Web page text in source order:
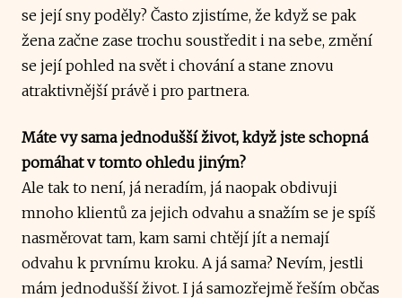
se její sny poděly? Často zjistíme, že když se pak
žena začne zase trochu soustředit i na sebe, změní
se její pohled na svět i chování a stane znovu
atraktivnější právě i pro partnera.
Máte vy sama jednodušší život, když jste schopná
pomáhat v tomto ohledu jiným?
Ale tak to není, já neradím, já naopak obdivuji
mnoho klientů za jejich odvahu a snažím se je spíš
nasměrovat tam, kam sami chtějí jít a nemají
odvahu k prvnímu kroku. A já sama? Nevím, jestli
mám jednodušší život. I já samozřejmě řeším občas